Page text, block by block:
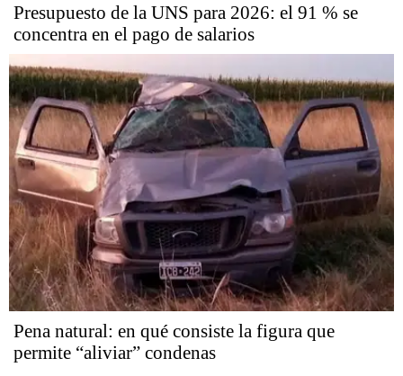
Presupuesto de la UNS para 2026: el 91 % se
concentra en el pago de salarios
Pena natural: en qué consiste la figura que
permite “aliviar” condenas